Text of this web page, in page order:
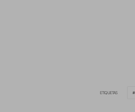
ETIQUETAS